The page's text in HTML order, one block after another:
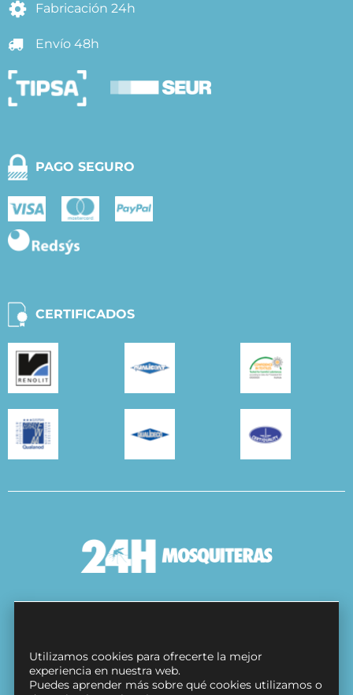
Fabricación 24h
Envío 48h
PAGO SEGURO
CERTIFICADOS
Protección de datos
Utilizamos cookies para ofrecerte la mejor
experiencia en nuestra web.
Puedes aprender más sobre qué cookies utilizamos o